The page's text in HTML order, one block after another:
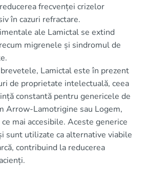
frecvenței crizelor
în cazuri refractare.
ale Lamictal se extind
migrenele și sindromul de
Lamictal este în prezent
de proprietate intelectuală, ceea
constantă pentru genericele de
Arrow-Lamotrigine sau Logem,
mai accesibile. Aceste generice
sunt utilizate ca alternative viabile
contribuind la reducerea